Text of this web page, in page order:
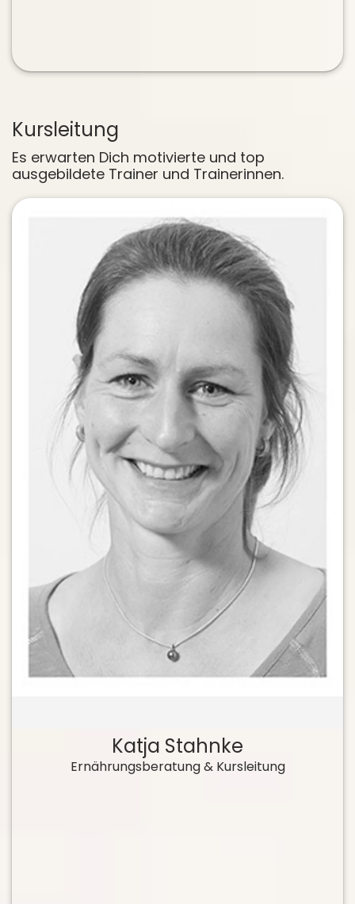
Kursleitung
Es erwarten Dich motivierte und top
ausgebildete Trainer und Trainerinnen.
Katja Stahnke
Ernährungsberatung & Kursleitung